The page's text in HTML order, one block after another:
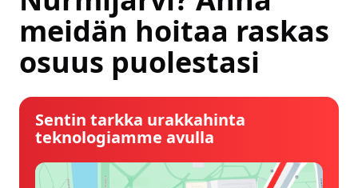
meidän hoitaa raskas
osuus puolestasi
Sentin tarkka urakkahinta
teknologiamme avulla